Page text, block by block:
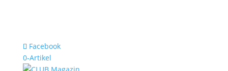
Facebook
0-Artikel